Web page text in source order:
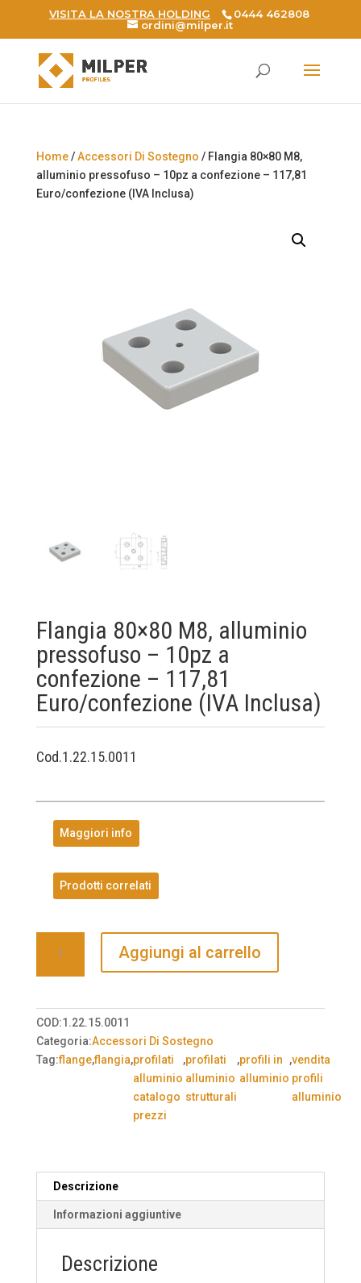
VISITA LA NOSTRA HOLDING
0444 462808
ordini@milper.it
Products
search
Home/Accessori Di Sostegno / Flangia 80×80 M8,
alluminio pressofuso – 10pz a confezione – 117,81
Euro/confezione (IVA Inclusa)
Flangia 80×80 M8, alluminio
pressofuso – 10pz a
confezione – 117,81
Euro/confezione (IVA Inclusa)
Cod.1.22.15.0011
Maggiori info
Prodotti correlati
80x80
M8,
Inclusa)
quantità
Aggiungi al carrello
COD:1.22.15.0011
Categoria:Accessori Di Sostegno
Tag:flange,flangia,profilati
alluminio
catalogo
prezzi
,profilati
alluminio
strutturali
,profili in
alluminio
,vendita
profili
alluminio
Descrizione
Informazioni aggiuntive
Descrizione